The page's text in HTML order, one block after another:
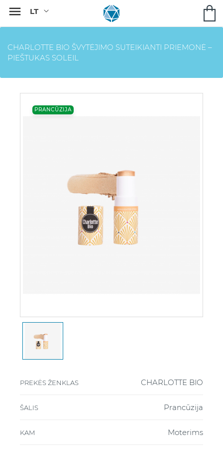

CHARLOTTE BIO ŠVYTĖJIMO SUTEIKIANTI PRIEMONĖ –
PIEŠTUKAS SOLEIL
PRANCŪZIJA
PREKĖS ŽENKLAS CHARLOTTE BIO
ŠALIS Prancūzija
KAM Moterims